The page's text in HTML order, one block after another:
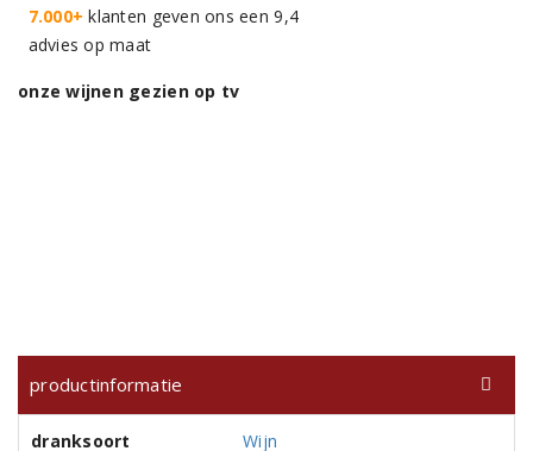
7.000+ klanten geven ons een 9,4
advies op maat
onze wijnen gezien op tv
productinformatie
dranksoort
Wijn